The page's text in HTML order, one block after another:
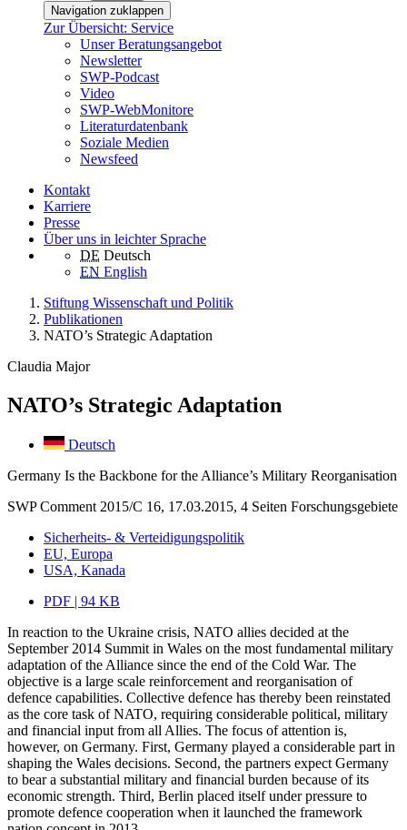
Navigation zuklappen
Zur Übersicht: Service
Unser Beratungsangebot
Newsletter
SWP-Podcast
Video
SWP-WebMonitore
Literaturdatenbank
Soziale Medien
Newsfeed
Kontakt
Karriere
Presse
Über uns in leichter Sprache
DE Deutsch
EN English
Stiftung Wissenschaft und Politik
Publikationen
NATO’s Strategic Adaptation
Claudia Major
NATO’s Strategic Adaptation
Deutsch
Germany Is the Backbone for the Alliance’s Military Reorganisation
SWP Comment 2015/C 16, 17.03.2015, 4 Seiten Forschungsgebiete
Sicherheits- & Verteidigungspolitik
EU, Europa
USA, Kanada
PDF | 94 KB
In reaction to the Ukraine crisis, NATO allies decided at the
September 2014 Summit in Wales on the most fundamental military
adaptation of the Alliance since the end of the Cold War. The
objective is a large scale reinforcement and reorganisation of
defence capabilities. Collective defence has thereby been reinstated
as the core task of NATO, requiring considerable political, military
and financial input from all Allies. The focus of attention is,
however, on Germany. First, Germany played a considerable part in
shaping the Wales decisions. Second, the partners expect Germany
to bear a substantial military and financial burden because of its
economic strength. Third, Berlin placed itself under pressure to
promote defence cooperation when it launched the framework